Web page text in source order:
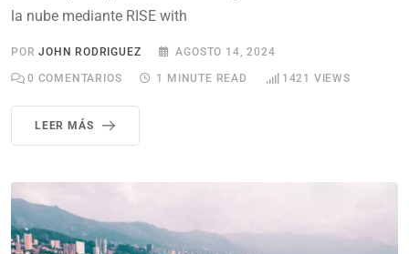
la nube mediante RISE with
PORJOHN RODRIGUEZ AGOSTO 14, 2024
0 COMENTARIOS 1 MINUTE READ 1421 VIEWS
LEER MÁS